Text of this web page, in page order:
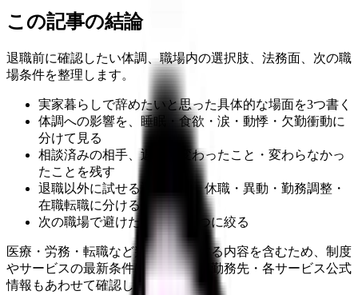
この記事の結論
退職前に確認したい体調、職場内の選択肢、法務面、次の職
場条件を整理します。
実家暮らしで辞めたいと思った具体的な場面を3つ書く
体調への影響を、睡眠・食欲・涙・動悸・欠勤衝動に
分けて見る
相談済みの相手、返答、変わったこと・変わらなかっ
たことを残す
退職以外に試せる選択肢を、休職・異動・勤務調整・
在職転職に分ける
次の職場で避けたい条件を3つに絞る
医療・労務・転職など判断に影響する内容を含むため、制度
やサービスの最新条件は公的機関・勤務先・各サービス公式
情報もあわせて確認してください。